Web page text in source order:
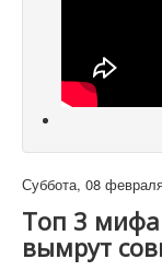
Суббота, 08
Топ 3 мифа
вымрут